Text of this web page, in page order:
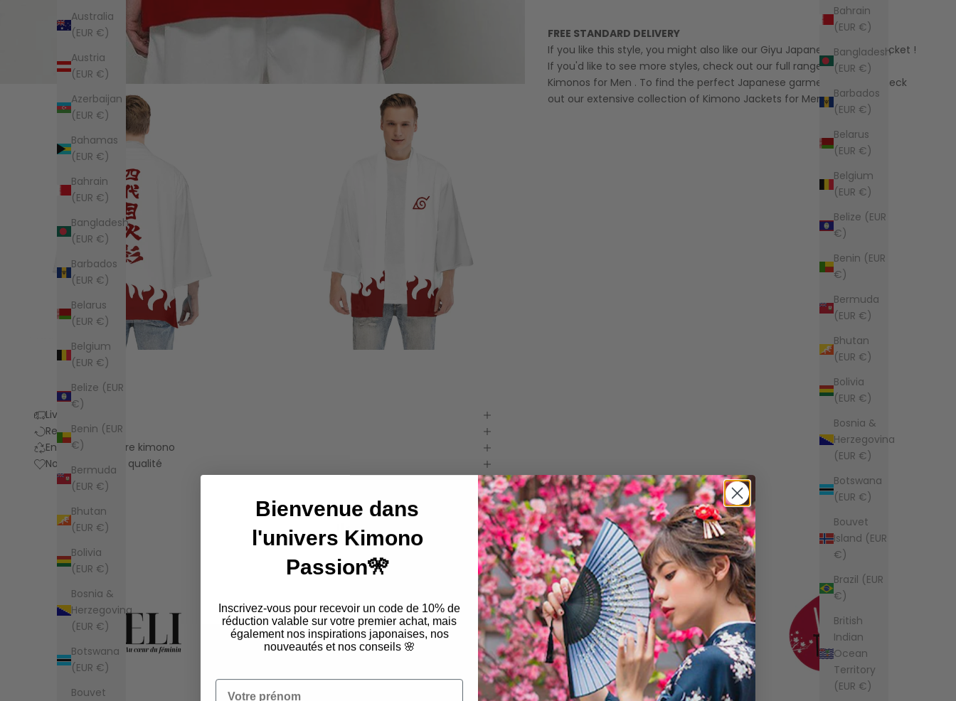
Bahrain
(EUR €)
Bangladesh
(EUR €)
Barbados
(EUR €)
Belarus
(EUR €)
Belgium
(EUR €)
Belize (EUR
€)
Benin (EUR
€)
Bermuda
(EUR €)
Bhutan
(EUR €)
Bolivia
(EUR €)
Bosnia &
Herzegovina
(EUR €)
Botswana
(EUR €)
Bouvet
Island (EUR
€)
Brazil (EUR
€)
British
Indian
Ocean
Territory
(EUR €)
Australia
(EUR €)
Austria
(EUR €)
Azerbaijan
(EUR €)
Bahamas
(EUR €)
Bahrain
(EUR €)
Bangladesh
(EUR €)
Barbados
(EUR €)
Belarus
(EUR €)
Belgium
(EUR €)
Belize (EUR
€)
Benin (EUR
€)
Bermuda
(EUR €)
Bhutan
(EUR €)
Bolivia
(EUR €)
Bosnia &
Herzegovina
(EUR €)
Botswana
(EUR €)
Bouvet
FREE STANDARD DELIVERY
If you like this style, you might also like our Giyu Japanese Kimono Jacket !
If you'd like to see more styles, check out our full range ofJapanese
Kimonos for Men . To find the perfect Japanese garment for you, check
out our extensive collection of Kimono Jackets for Men.
Livraison
Retours
Entretien de votre kimono
Notre promesse qualité
Ils font confiance à Kimono Passion !
Bienvenue dans
l'univers Kimono
Passion🎌
Inscrivez-vous pour recevoir un code de 10% de
réduction valable sur votre premier achat, mais
également nos inspirations japonaises, nos
nouveautés et nos conseils 🌸
Votre prénom